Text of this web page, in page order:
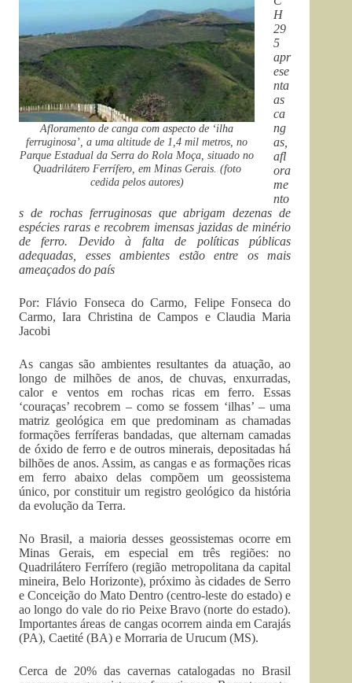
Afloramento de canga com aspecto de ‘ilha
ferruginosa’, a uma altitude de 1,4 mil metros, no
Parque Estadual da Serra do Rola Moça, situado no
Quadrilátero Ferrífero, em Minas Gerais. (foto
cedida pelos autores)
H
29
5
apr
ese
nta
as
ca
ng
as,
afl
ora
me
nto
s de rochas ferruginosas que abrigam dezenas de
espécies raras e recobrem imensas jazidas de minério
de ferro. Devido à falta de políticas públicas
adequadas, esses ambientes estão entre os mais
ameaçados do país
Por: Flávio Fonseca do Carmo, Felipe Fonseca do
Carmo, Iara Christina de Campos e Claudia Maria
Jacobi
As cangas são ambientes resultantes da atuação, ao
longo de milhões de anos, de chuvas, enxurradas,
calor e ventos em rochas ricas em ferro. Essas
‘couraças’ recobrem – como se fossem ‘ilhas’ – uma
matriz geológica em que predominam as chamadas
formações ferríferas bandadas, que alternam camadas
de óxido de ferro e de outros minerais, depositadas há
bilhões de anos. Assim, as cangas e as formações ricas
em ferro abaixo delas compõem um geossistema
único, por constituir um registro geológico da história
da evolução da Terra.
No Brasil, a maioria desses geossistemas ocorre em
Minas Gerais, em especial em três regiões: no
Quadrilátero Ferrífero (região metropolitana da capital
mineira, Belo Horizonte), próximo às cidades de Serro
e Conceição do Mato Dentro (centro-leste do estado) e
ao longo do vale do rio Peixe Bravo (norte do estado).
Importantes áreas de cangas ocorrem ainda em Carajás
(PA), Caetité (BA) e Morraria de Urucum (MS).
Cerca de 20% das cavernas catalogadas no Brasil